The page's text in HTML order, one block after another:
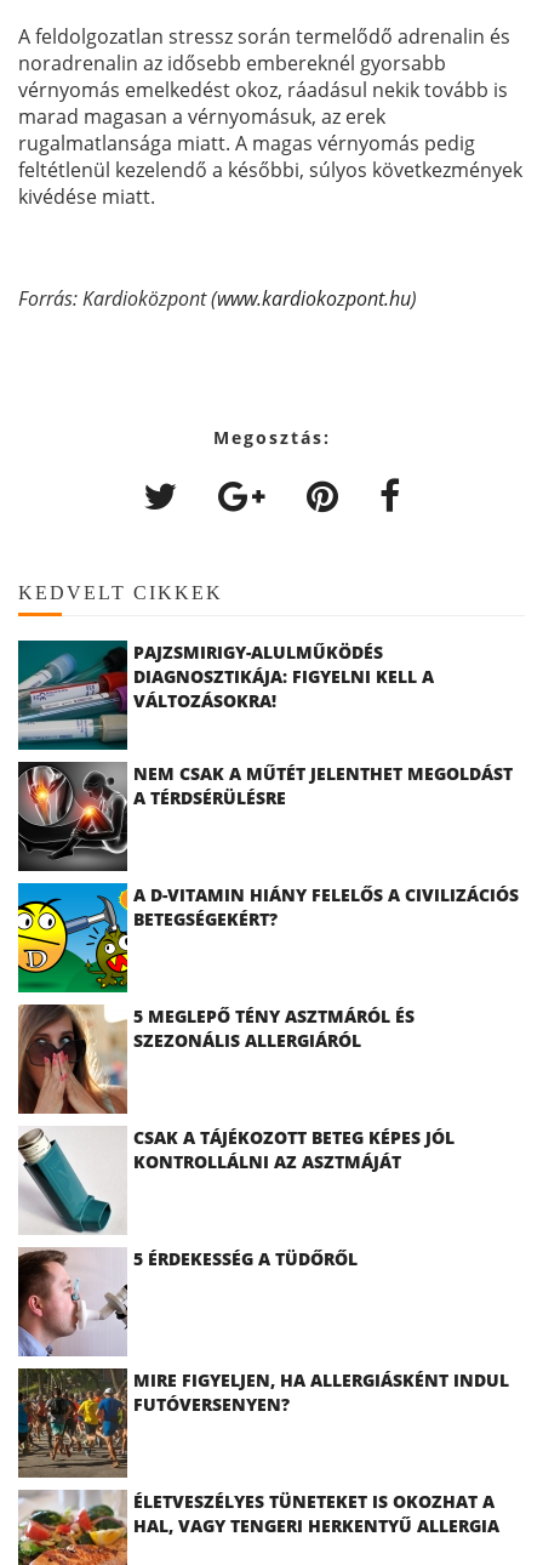
A feldolgozatlan stressz során termelődő adrenalin és
noradrenalin az idősebb embereknél gyorsabb
vérnyomás emelkedést okoz, ráadásul nekik tovább is
marad magasan a vérnyomásuk, az erek
rugalmatlansága miatt. A magas vérnyomás pedig
feltétlenül kezelendő a későbbi, súlyos következmények
kivédése miatt.
Forrás: Kardioközpont (www.kardiokozpont.hu)
Megosztás:
KEDVELT CIKKEK
PAJZSMIRIGY-ALULMŰKÖDÉS
DIAGNOSZTIKÁJA: FIGYELNI KELL A
VÁLTOZÁSOKRA!
NEM CSAK A MŰTÉT JELENTHET MEGOLDÁST
A TÉRDSÉRÜLÉSRE
A D-VITAMIN HIÁNY FELELŐS A CIVILIZÁCIÓS
BETEGSÉGEKÉRT?
5 MEGLEPŐ TÉNY ASZTMÁRÓL ÉS
SZEZONÁLIS ALLERGIÁRÓL
CSAK A TÁJÉKOZOTT BETEG KÉPES JÓL
KONTROLLÁLNI AZ ASZTMÁJÁT
5 ÉRDEKESSÉG A TÜDŐRŐL
MIRE FIGYELJEN, HA ALLERGIÁSKÉNT INDUL
FUTÓVERSENYEN?
ÉLETVESZÉLYES TÜNETEKET IS OKOZHAT A
HAL, VAGY TENGERI HERKENTYŰ ALLERGIA